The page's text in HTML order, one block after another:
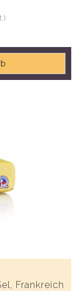
Frankreich